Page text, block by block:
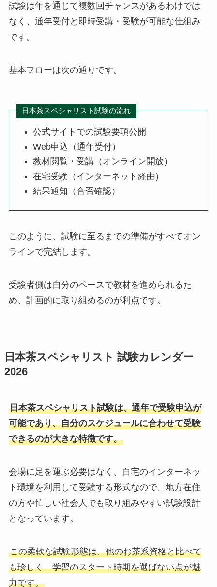
試験は年を通じて複数回チャンスがあるわけでは
なく、通年受付と即時受講・受験が可能な仕組み
です。
基本フローは次の通りです。
日本茶スペシャリスト試験の流れ
公式サイトでの試験要項公開
Web申込（通年受付）
教材閲覧・受講（オンライン開放）
在宅受験（インターネット経由）
結果通知（合否確認）
このように、試験に至るまでの準備がすべてオン
ラインで完結します。
受験者側は自分のペースで教材を進められるた
め、計画的に取り組めるのが利点です。
日本茶スペシャリスト 試験カレンダー
2026
日本茶スペシャリスト試験は、通年で受験申込が
可能であり、自分のスケジュールに合わせて受験
できるのが大きな特徴です。
会場に足を運ぶ必要はなく、自宅のインターネッ
ト環境を利用して受験する形式なので、地方在住
の方や忙しい社会人でも取り組みやすい試験設計
となっています。
この柔軟な試験形態は、他のお茶系資格と比べて
も珍しく、学習のスタート時期を選ばない点が魅
力です。